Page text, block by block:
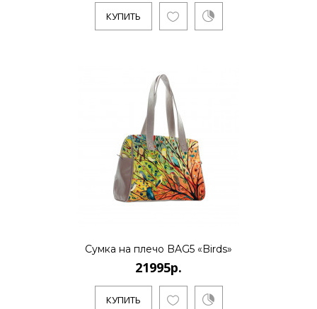
КУПИТЬ
Сумка на плечо BAG5 «Birds»
21995р.
КУПИТЬ